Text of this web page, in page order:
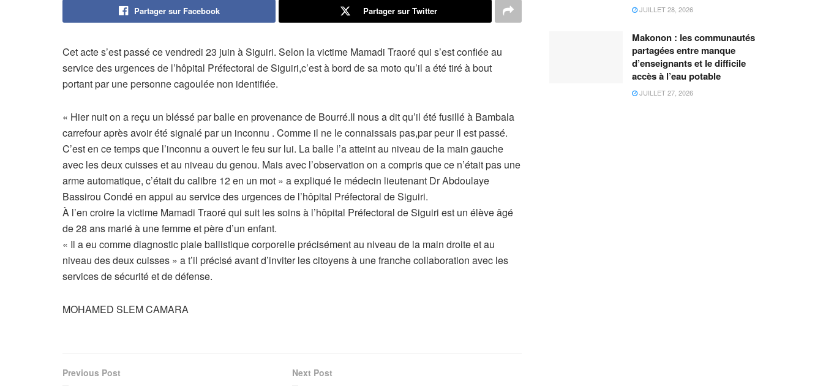
Partager sur Facebook Partager sur Twitter
Cet acte s’est passé ce vendredi 23 juin à Siguiri. Selon la victime Mamadi Traoré qui s’est confiée au
service des urgences de l’hôpital Préfectoral de Siguiri,c’est à bord de sa moto qu’il a été tiré à bout
portant par une personne cagoulée non identifiée.
« Hier nuit on a reçu un bléssé par balle en provenance de Bourré.Il nous a dit qu’il été fusillé à Bambala
carrefour après avoir été signalé par un inconnu . Comme il ne le connaissais pas,par peur il est passé.
C’est en ce temps que l’inconnu a ouvert le feu sur lui. La balle l’a atteint au niveau de la main gauche
avec les deux cuisses et au niveau du genou. Mais avec l’observation on a compris que ce n’était pas une
arme automatique, c’était du calibre 12 en un mot » a expliqué le médecin lieutenant Dr Abdoulaye
Bassirou Condé en appui au service des urgences de l’hôpital Préfectoral de Siguiri.
À l’en croire la victime Mamadi Traoré qui suit les soins à l’hôpital Préfectoral de Siguiri est un élève âgé
de 28 ans marié à une femme et père d’un enfant.
« Il a eu comme diagnostic plaie ballistique corporelle précisément au niveau de la main droite et au
niveau des deux cuisses » a t’il précisé avant d’inviter les citoyens à une franche collaboration avec les
services de sécurité et de défense.
MOHAMED SLEM CAMARA
Previous Post Next Post
JUILLET 28, 2026
Makonon : les communautés
partagées entre manque
d’enseignants et le difficile
accès à l’eau potable
JUILLET 27, 2026